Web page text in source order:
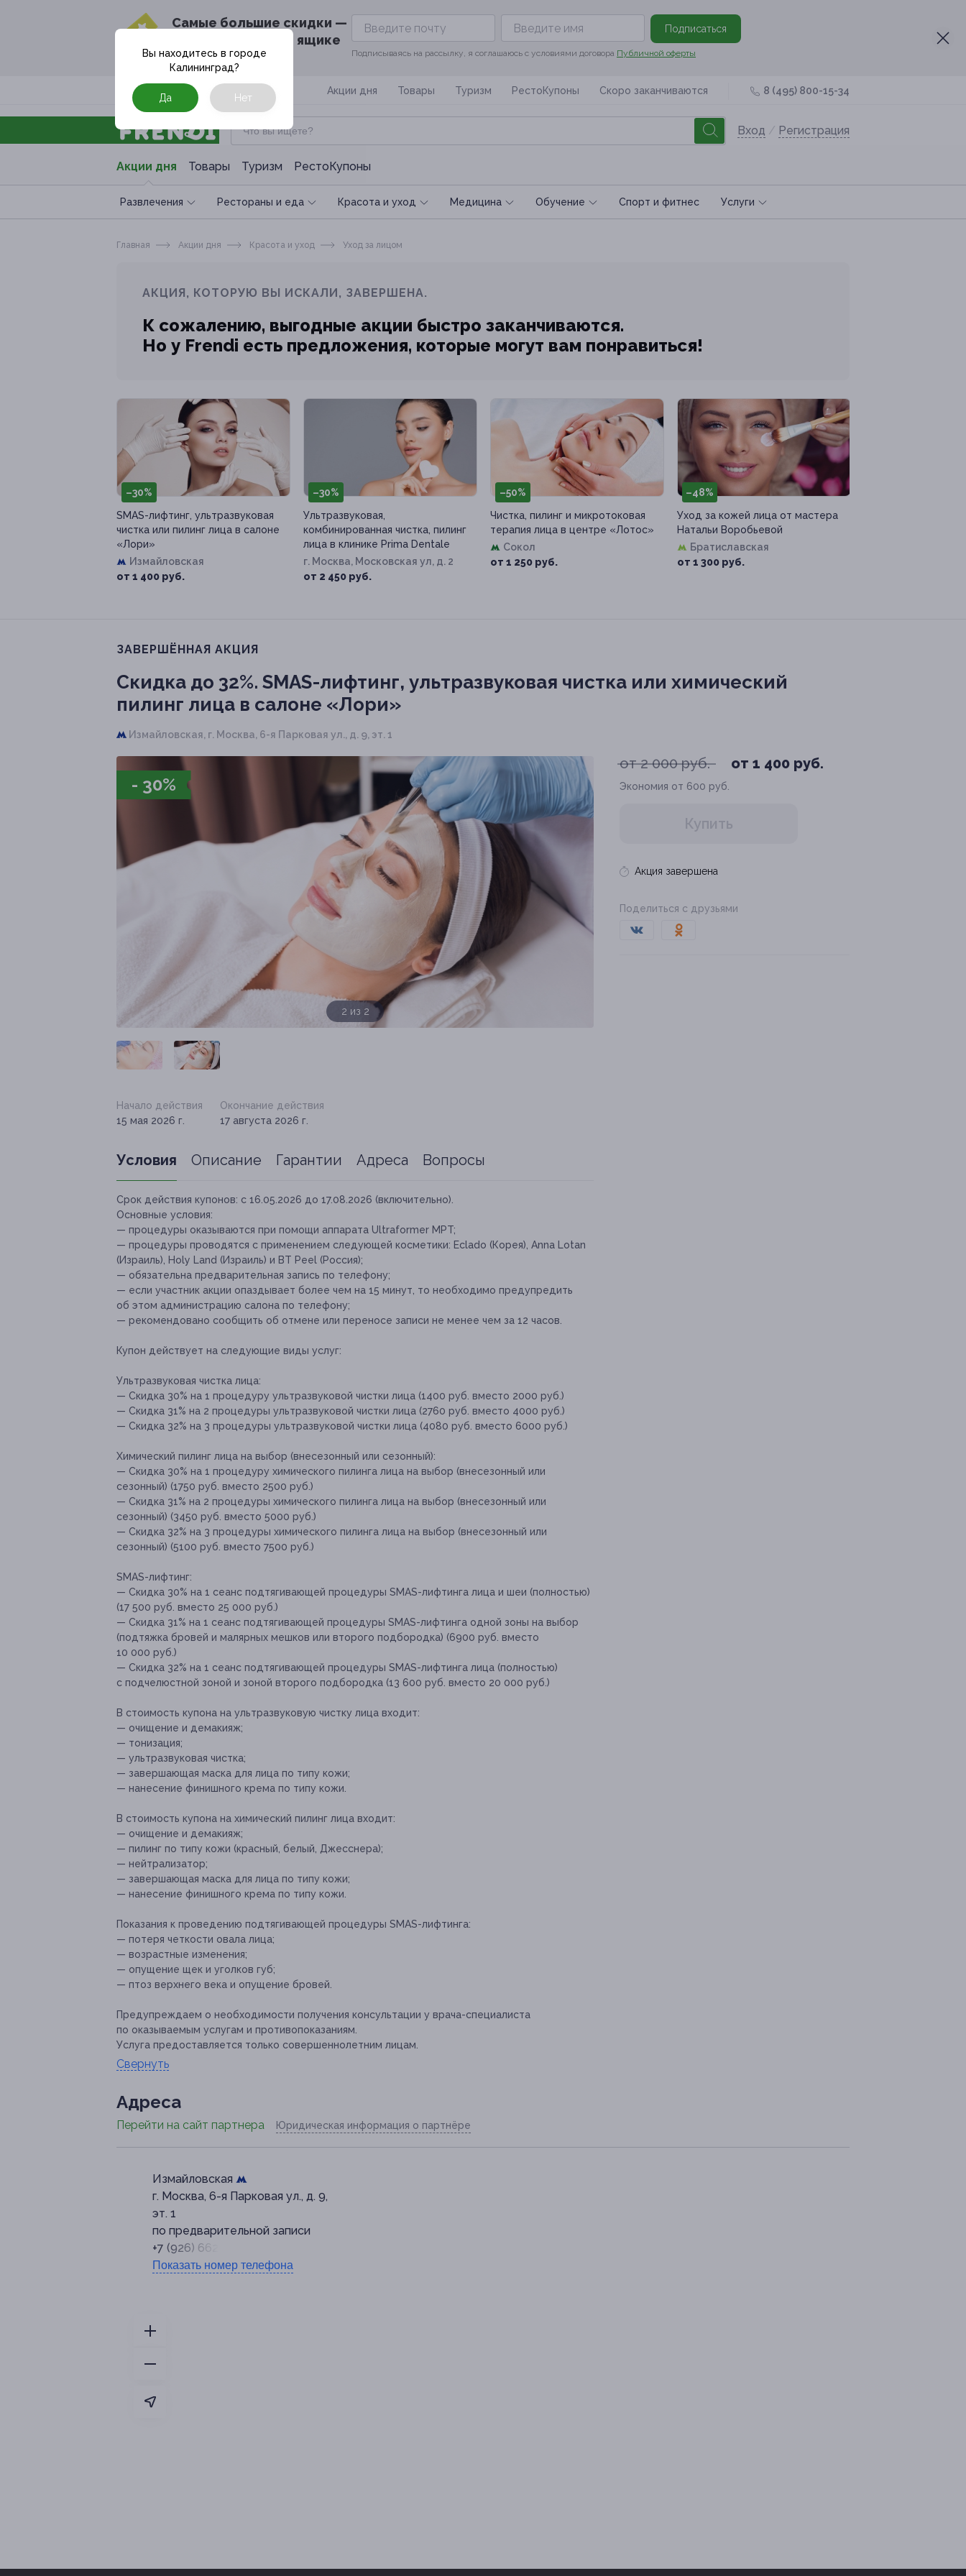
Cамые большие скидки —
в твоём почтовом ящике
Подписаться
Подписываясь на рассылку, я соглашаюсь с условиями договора Публичной оферты
Москва Акции дня Товары Туризм РестоКупоны Скоро заканчиваются 8 (495) 800-15-34
Вход / Регистрация
Акции дня Товары Туризм РестоКупоны
Развлечения Рестораны и еда Красота и уход Медицина Обучение Спoрт и фитнес Услуги
Вы находитесь в городе
Калининград?
Да Нет
Главная Акции дня Красота и уход Уход за лицом
АКЦИЯ, КОТОРУЮ ВЫ ИСКАЛИ, ЗАВЕРШЕНА.
К сожалению, выгодные акции быстро заканчиваются.
Но у Frendi есть предложения, которые могут вам понравиться!
–30%
SMAS-лифтинг, ультразвуковая
чистка или пилинг лица в салоне
«Лори»
Измайловская
от 1 400 руб.
–30%
Ультразвуковая,
комбинированная чистка, пилинг
лица в клинике Prima Dentale
г. Москва, Московская ул, д. 2
от 2 450 руб.
–50%
Чистка, пилинг и микротоковая
терапия лица в центре «Лотос»
Сокол
от 1 250 руб.
–48%
Уход за кожей лица от мастера
Натальи Воробьевой
Братиславская
от 1 300 руб.
ЗАВЕРШЁННАЯ АКЦИЯ
Скидка до 32%. SMAS-лифтинг, ультразвуковая чистка или химический
пилинг лица в салоне «Лори»
Измайловская, г. Москва, 6-я Парковая ул., д. 9, эт. 1
- 30%
1 из 2
от 2 000 руб. от 1 400 руб.
Экономия от 600 руб.
Купить
Акция завершена
Поделиться с друзьями
Начало действия
15 мая 2026 г.
Окончание действия
17 августа 2026 г.
Условия Описание Гарантии Адреса Вопросы
Срок действия купонов: с 16.05.2026 до 17.08.2026 (включительно).
Основные условия:
— процедуры оказываются при помощи аппарата Ultraformer MPT;
— процедуры проводятся с применением следующей косметики: Eclado (Корея), Anna Lotan
(Израиль), Holy Land (Израиль) и BT Peel (Россия);
— обязательна предварительная запись по телефону;
— если участник акции опаздывает более чем на 15 минут, то необходимо предупредить
об этом администрацию салона по телефону;
— рекомендовано сообщить об отмене или переносе записи не менее чем за 12 часов.
Купон действует на следующие виды услуг:
Ультразвуковая чистка лица:
— Скидка 30% на 1 процедуру ультразвуковой чистки лица (1400 руб. вместо 2000 руб.)
— Скидка 31% на 2 процедуры ультразвуковой чистки лица (2760 руб. вместо 4000 руб.)
— Скидка 32% на 3 процедуры ультразвуковой чистки лица (4080 руб. вместо 6000 руб.)
Химический пилинг лица на выбор (внесезонный или сезонный):
— Скидка 30% на 1 процедуру химического пилинга лица на выбор (внесезонный или
сезонный) (1750 руб. вместо 2500 руб.)
— Скидка 31% на 2 процедуры химического пилинга лица на выбор (внесезонный или
сезонный) (3450 руб. вместо 5000 руб.)
— Скидка 32% на 3 процедуры химического пилинга лица на выбор (внесезонный или
сезонный) (5100 руб. вместо 7500 руб.)
SMAS-лифтинг:
— Скидка 30% на 1 сеанс подтягивающей процедуры SMAS-лифтинга лица и шеи (полностью)
(17 500 руб. вместо 25 000 руб.)
— Скидка 31% на 1 сеанс подтягивающей процедуры SMAS-лифтинга одной зоны на выбор
(подтяжка бровей и малярных мешков или второго подбородка) (6900 руб. вместо
10 000 руб.)
— Скидка 32% на 1 сеанс подтягивающей процедуры SMAS-лифтинга лица (полностью)
с подчелюстной зоной и зоной второго подбородка (13 600 руб. вместо 20 000 руб.)
В стоимость купона на ультразвуковую чистку лица входит:
— очищение и демакияж;
— тонизация;
— ультразвуковая чистка;
— завершающая маска для лица по типу кожи;
— нанесение финишного крема по типу кожи.
В стоимость купона на химический пилинг лица входит:
— очищение и демакияж;
— пилинг по типу кожи (красный, белый, Джесснера);
— нейтрализатор;
— завершающая маска для лица по типу кожи;
— нанесение финишного крема по типу кожи.
Показания к проведению подтягивающей процедуры SMAS-лифтинга:
— потеря четкости овала лица;
— возрастные изменения;
— опущение щек и уголков губ;
— птоз верхнего века и опущение бровей.
Предупреждаем о необходимости получения консультации у врача-специалиста
по оказываемым услугам и противопоказаниям.
Услуга предоставляется только совершеннолетним лицам.
Свернуть
Адресa
Перейти на сайт партнера Юридическая информация о партнёре
Измайловская
г. Москва, 6-я Парковая ул., д. 9,
эт. 1
по предварительной записи
+7 (926) 662-38-32
Показать номер телефона